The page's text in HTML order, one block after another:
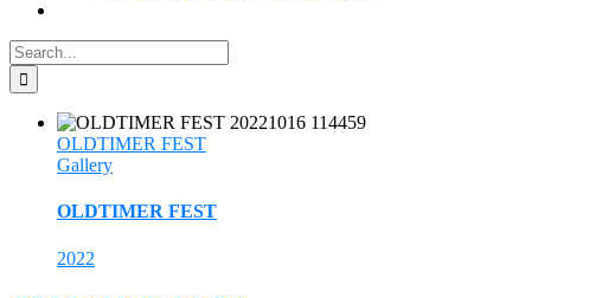
Search
for:
OLDTIMER FEST
Gallery
OLDTIMER FEST
2022